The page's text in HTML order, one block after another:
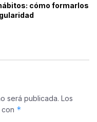
cómo formarlos
será publicada. Los
*